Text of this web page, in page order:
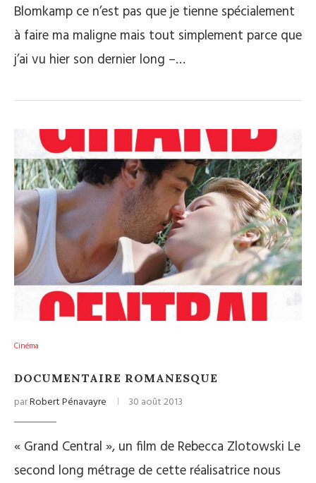
Blomkamp ce n’est pas que je tienne spécialement
à faire ma maligne mais tout simplement parce que
j’ai vu hier son dernier long –…
Cinéma
DOCUMENTAIRE ROMANESQUE
parRobert Pénavayre 30 août 2013
« Grand Central », un film de Rebecca Zlotowski Le
second long métrage de cette réalisatrice nous